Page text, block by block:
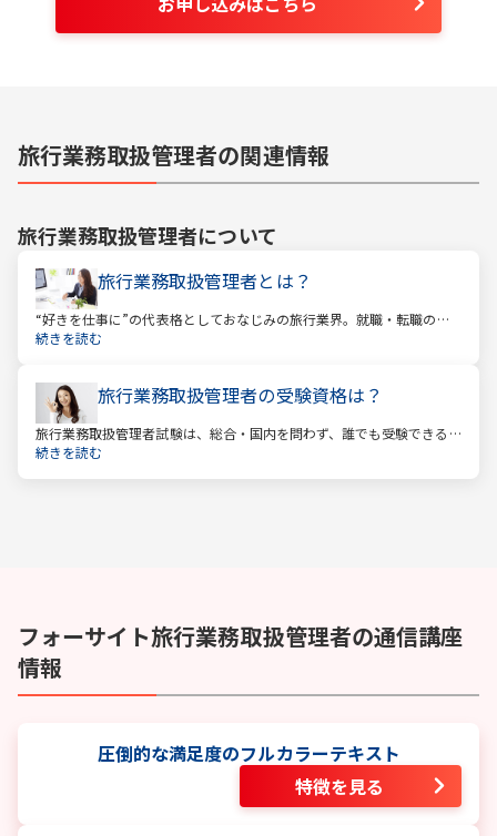
旅行業務取扱管理者の関連情報
旅行業務取扱管理者について
旅行業務取扱管理者とは？
“好きを仕事に”の代表格としておなじみの旅行業界。就職・転職の人
気企業ランキングでは旅行会社が常に上位に君臨し、いつの時代にも
続きを読む
旅行業務取扱管理者の受験資格は？
旅行業務取扱管理者試験は、総合・国内を問わず、誰でも受験できる
資格です。一般的に「国家資格」といえば受験資格が多いですが、
続きを読む
フォーサイト旅行業務取扱管理者の通信講座
情報
圧倒的な満足度のフルカラーテキスト
特徴を見る